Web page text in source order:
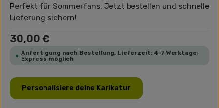
Perfekt für Sommerfans. Jetzt bestellen und schnelle
Lieferung sichern!
Regulärer Preis:
30,00 €
Anfertigung nach Bestellung, Lieferzeit: 4-7 Werktage;
Express möglich
Personalisiere deine Karikatur